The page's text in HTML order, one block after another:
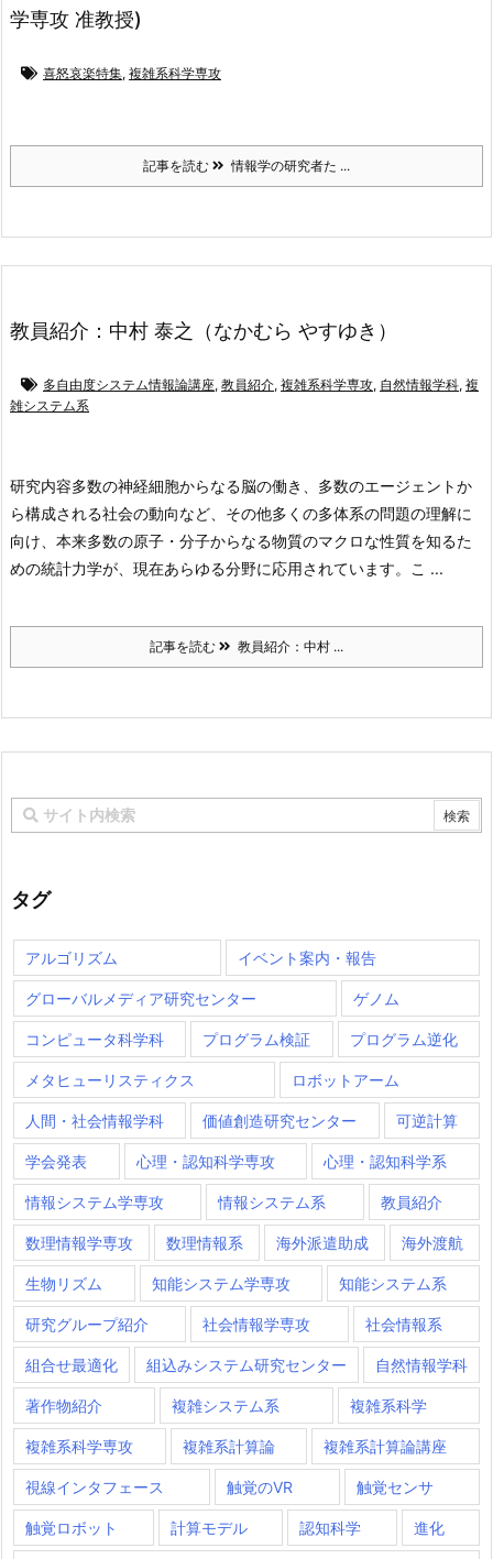
学専攻 准教授)
喜怒哀楽特集, 複雑系科学専攻
記事を読む 情報学の研究者た ...
教員紹介：中村 泰之（なかむら やすゆき）
多自由度システム情報論講座, 教員紹介, 複雑系科学専攻, 自然情報学科, 複
雑システム系
研究内容多数の神経細胞からなる脳の働き、多数のエージェントか
ら構成される社会の動向など、その他多くの多体系の問題の理解に
向け、本来多数の原子・分子からなる物質のマクロな性質を知るた
めの統計力学が、現在あらゆる分野に応用されています。こ ...
記事を読む 教員紹介：中村 ...
タグ
アルゴリズム イベント案内・報告
グローバルメディア研究センター ゲノム
コンピュータ科学科 プログラム検証 プログラム逆化
メタヒューリスティクス ロボットアーム
人間・社会情報学科 価値創造研究センター 可逆計算
学会発表 心理・認知科学専攻 心理・認知科学系
情報システム学専攻 情報システム系 教員紹介
数理情報学専攻 数理情報系 海外派遣助成 海外渡航
生物リズム 知能システム学専攻 知能システム系
研究グループ紹介 社会情報学専攻 社会情報系
組合せ最適化 組込みシステム研究センター 自然情報学科
著作物紹介 複雑システム系 複雑系科学
複雑系科学専攻 複雑系計算論 複雑系計算論講座
視線インタフェース 触覚のVR 触覚センサ
触覚ロボット 計算モデル 認知科学 進化